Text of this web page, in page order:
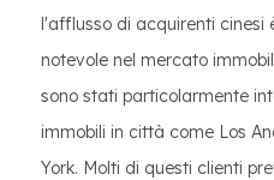
l'afflusso di acquirenti cinesi
notevole nel mercato
sono stati particolarmente
immobili in città come Los
York. Molti di questi clienti